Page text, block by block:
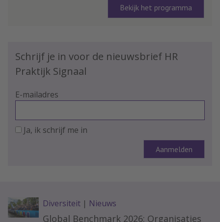
Bekijk het programma
Schrijf je in voor de nieuwsbrief HR
Praktijk Signaal
E-mailadres
Ja, ik schrijf me in
Diversiteit| Nieuws
Global Benchmark 2026: Organisaties